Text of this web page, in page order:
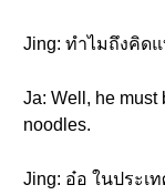
Jing: ทำไมถึงคิด
Ja: Well, he must
noodles.
Jing: อ๋อ ในประ